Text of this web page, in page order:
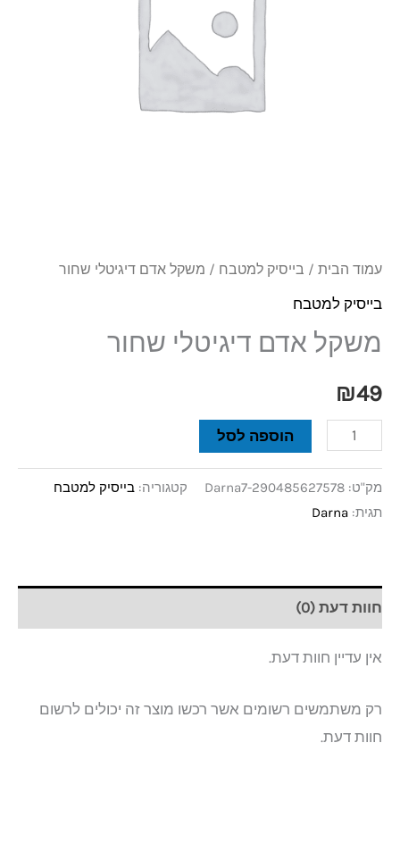
עמוד הבית / בייסיק למטבח / משקל אדם דיגיטלי שחור
בייסיק למטבח
משקל אדם דיגיטלי שחור
₪49
הוספה לסל
מק"ט: Darna7-290485627578 קטגוריה: בייסיק למטבח
תגית: Darna
חוות דעת (0)
אין עדיין חוות דעת.
רק משתמשים רשומים אשר רכשו מוצר זה יכולים לרשום
חוות דעת.